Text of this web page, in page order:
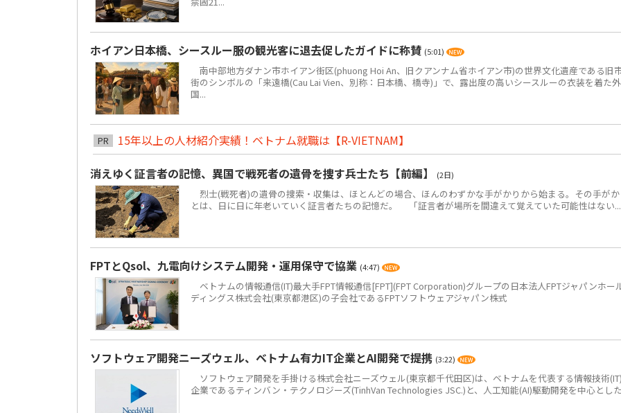
ホイアン日本橋、シースルー服の観光客に退去促したガイドに称賛 (5:01)
南中部地方ダナン市ホイアン街区(phuong Hoi An、旧クアンナム省ホイアン市)の世界文化遺産である旧
街のシンボルの「来遠橋(Cau Lai Vien、別称：日本橋、橋寺)」で、露出度の高いシースルーの衣装を着た外
国...
PR
15年以上の人材紹介実績！ベトナム就職は【R-VIETNAM】
消えゆく証言者の記憶、異国で戦死者の遺骨を捜す兵士たち【前編】
(2日)
烈士(戦死者)の遺骨の捜索・収集は、ほとんどの場合、ほんのわずかな手がかりから始まる。その手がか
とは、日に日に年老いていく証言者たちの記憶だ。 「証言者が場所を間違えて覚えていた可能性はない...
FPTとQsol、九電向けシステム開発・運用保守で協業 (4:47)
ベトナムの情報通信(IT)最大手FPT情報通信[FPT](FPT Corporation)グループの日本法人FPTジャパンホー
ディングス株式会社(東京都港区)の子会社であるFPTソフトウェアジャパン株式
ソフトウェア開発ニーズウェル、ベトナム有力IT企業とAI開発で提携 (3:22)
ソフトウェア開発を手掛ける株式会社ニーズウェル(東京都千代田区)は、ベトナムを代表する情報技術(IT)
企業であるティンバン・テクノロジーズ(TinhVan Technologies JSC.)と、人工知能(AI)駆動開発を中心とし